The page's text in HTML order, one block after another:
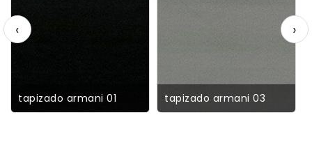
tapizado armani 01 tapizado armani 03
‹ ›